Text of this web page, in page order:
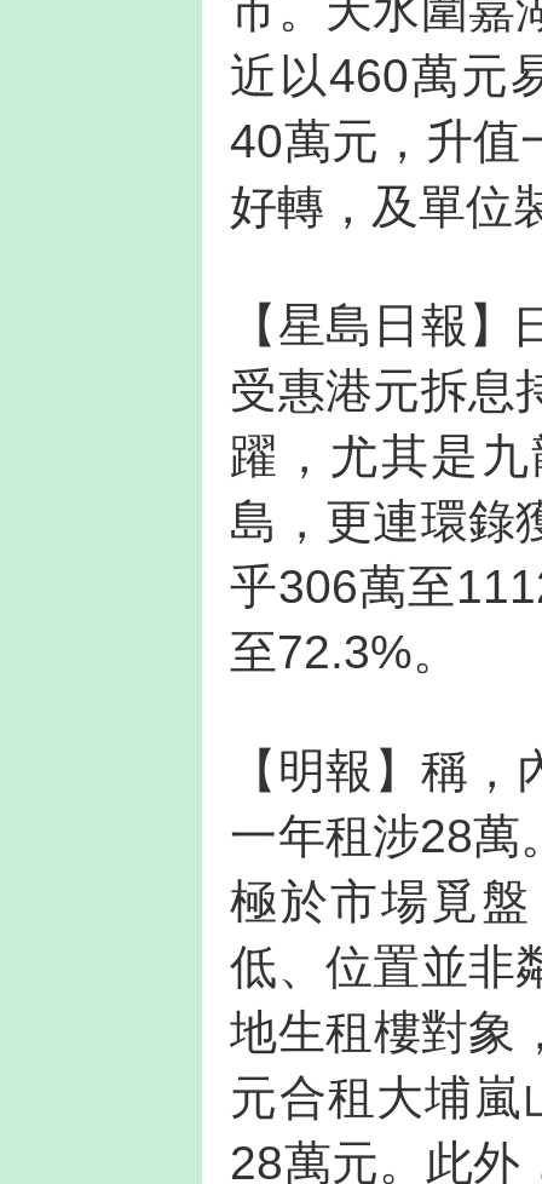
近以460萬元
40萬元，升值
好轉，及單位
【星島日報
受惠港元拆息
躍，尤其是
島，更連環錄
乎306萬至
至72.3%。
【明報】稱
一年租涉28萬
極於市場覓
低、位置並非
地生租樓對象
元合租大埔嵐
28萬元。此外